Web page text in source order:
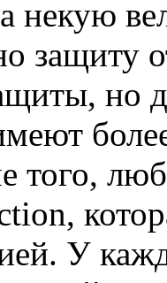
некую
защиту
но
того,
У